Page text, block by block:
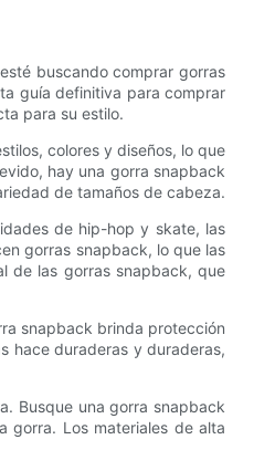
buscando comprar gorras
guía definitiva para comprar
para su estilo.
colores y diseños, lo que
hay una gorra snapback
de tamaños de cabeza.
de hip-hop y skate, las
gorras snapback, lo que las
de las gorras snapback, que
snapback brinda protección
hace duraderas y duraderas,
Busque una gorra snapback
gorra. Los materiales de alta